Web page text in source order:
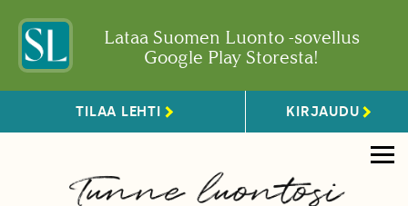
Lataa Suomen Luonto -sovellus
Google Play Storesta!
TILAA LEHTI KIRJAUDU